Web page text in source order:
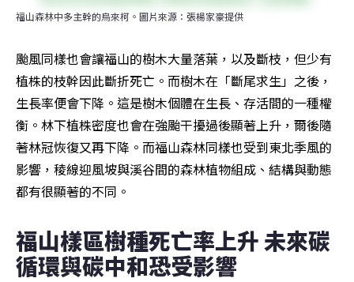
福山森林中多主幹的烏來柯。圖片來源：張楊家豪提供
颱風同樣也會讓福山的樹木大量落葉，以及斷枝，但少有
植株的枝幹因此斷折死亡。而樹木在「斷尾求生」之後，
生長率便會下降。這是樹木個體在生長、存活間的一種權
衡。林下植株密度也會在強颱干擾過後顯著上升，爾後隨
著林冠恢復又再下降。而福山森林同樣也受到東北季風的
影響，稜線迎風坡與溪谷間的森林植物組成、結構與動態
都有很顯著的不同。
福山樣區樹種死亡率上升 未來碳
循環與碳中和恐受影響